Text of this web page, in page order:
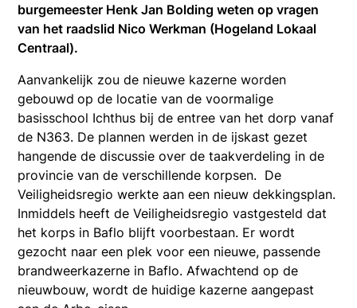
burgemeester Henk Jan Bolding weten op vragen
van het raadslid Nico Werkman (Hogeland Lokaal
Centraal).
Aanvankelijk zou de nieuwe kazerne worden
gebouwd op de locatie van de voormalige
basisschool Ichthus bij de entree van het dorp vanaf
de N363. De plannen werden in de ijskast gezet
hangende de discussie over de taakverdeling in de
provincie van de verschillende korpsen. De
Veiligheidsregio werkte aan een nieuw dekkingsplan.
Inmiddels heeft de Veiligheidsregio vastgesteld dat
het korps in Baflo blijft voorbestaan. Er wordt
gezocht naar een plek voor een nieuwe, passende
brandweerkazerne in Baflo. Afwachtend op de
nieuwbouw, wordt de huidige kazerne aangepast